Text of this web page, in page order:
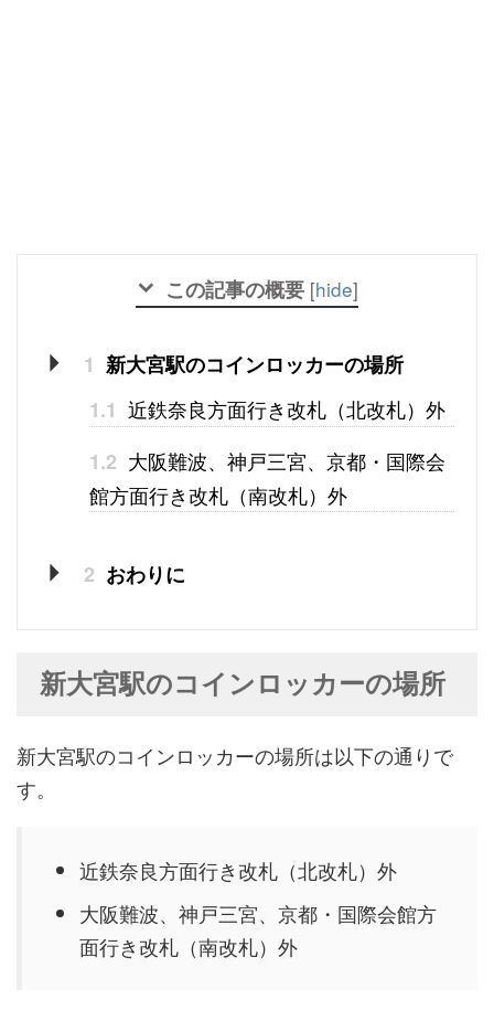
この記事の概要 [hide]
1 新大宮駅のコインロッカーの場所
1.1 近鉄奈良方面行き改札（北改札）外
1.2 大阪難波、神戸三宮、京都・国際会
館方面行き改札（南改札）外
2 おわりに
新大宮駅のコインロッカーの場所
新大宮駅のコインロッカーの場所は以下の通りで
す。
近鉄奈良方面行き改札（北改札）外
大阪難波、神戸三宮、京都・国際会館方
面行き改札（南改札）外